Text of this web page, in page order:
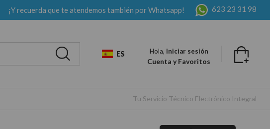
¡Y recuerda que te atendemos también por Whatsapp! 623 23 31 98
ES Hola, Iniciar sesión
Cuenta y Favoritos
Tu Servicio Técnico Electrónico Integral